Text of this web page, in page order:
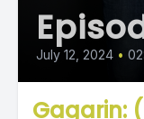
July 12, 2024 •
Gagarin: